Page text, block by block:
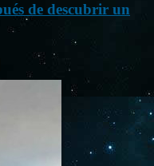
de descubrir un